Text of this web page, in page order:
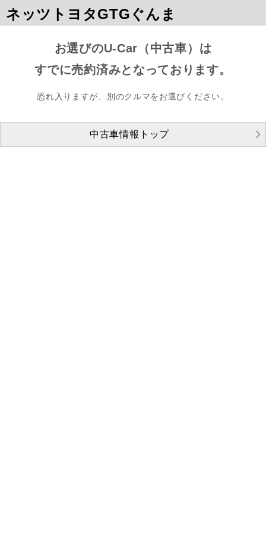
ネッツトヨタGTGぐんま
お選びのU-Car（中古車）は
すでに売約済みとなっております。
恐れ入りますが、別のクルマをお選びください。
中古車情報トップ